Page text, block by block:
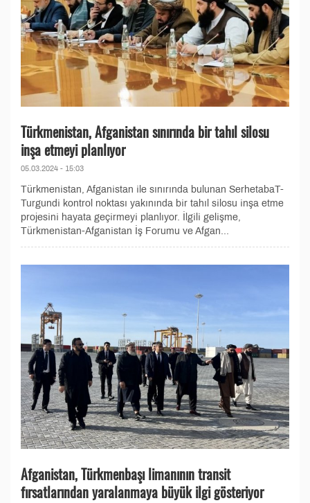
Türkmenistan, Afganistan sınırında bir tahıl silosu
inşa etmeyi planlıyor
05.03.2024 - 15:03
Türkmenistan, Afganistan ile sınırında bulunan SerhetabaT-
Turgundi kontrol noktası yakınında bir tahıl silosu inşa etme
projesini hayata geçirmeyi planlıyor. İlgili gelişme,
Türkmenistan-Afganistan İş Forumu ve Afgan...
Afganistan, Türkmenbaşı limanının transit
fırsatlarından yaralanmaya büyük ilgi gösteriyor